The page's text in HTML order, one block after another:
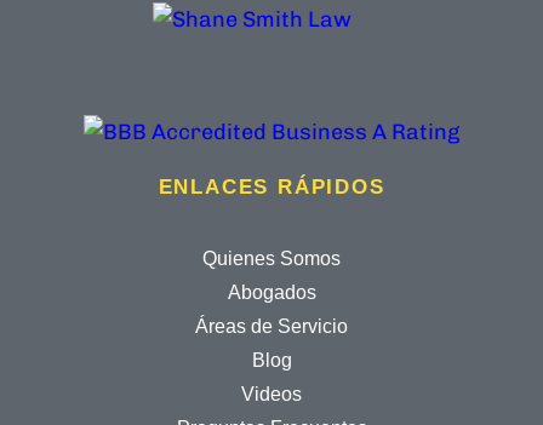
ENLACES RÁPIDOS
Quienes Somos
Abogados
Áreas de Servicio
Blog
Videos